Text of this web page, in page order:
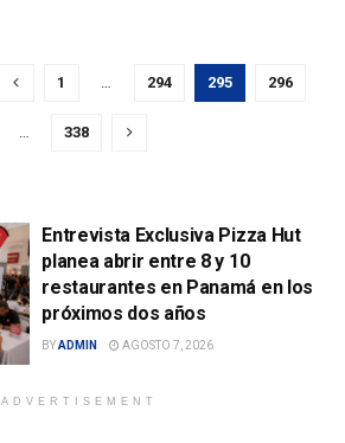
1 … 294 295 296
… 338
Entrevista Exclusiva Pizza Hut
planea abrir entre 8 y 10
restaurantes en Panamá en los
próximos dos años
BYADMIN AGOSTO 7, 2026
ADVERTISEMENT